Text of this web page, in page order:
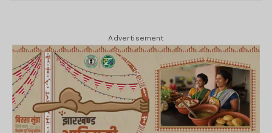
Advertisement